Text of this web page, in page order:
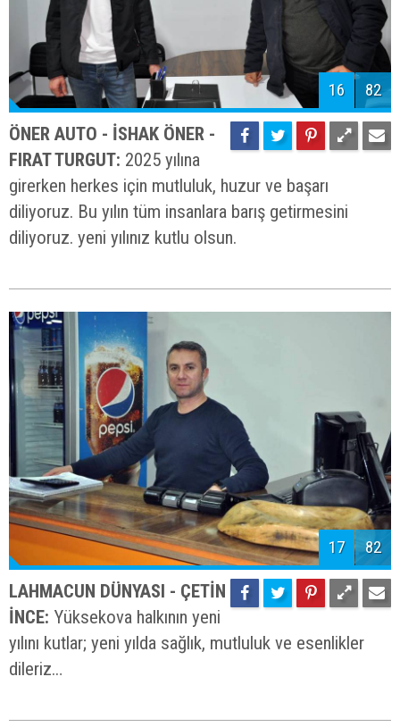
16 82
ÖNER AUTO - İSHAK ÖNER -
FIRAT TURGUT: 2025 yılına
girerken herkes için mutluluk, huzur ve başarı
diliyoruz. Bu yılın tüm insanlara barış getirmesini
diliyoruz. yeni yılınız kutlu olsun.
17 82
LAHMACUN DÜNYASI - ÇETİN
İNCE: Yüksekova halkının yeni
yılını kutlar; yeni yılda sağlık, mutluluk ve esenlikler
dileriz…